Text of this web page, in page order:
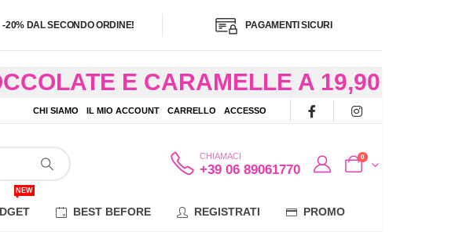
-20% DAL SECONDO ORDINE! PAGAMENTI SICURI
E CARAMELLE A 19,90
IN 24/48 ORE AD
REMOTE
CHI SIAMO IL MIO ACCOUNT CARRELLO ACCESSO
CHIAMACI
+39 06 89061770
0
NEW
BEST BEFORE REGISTRATI PROMO